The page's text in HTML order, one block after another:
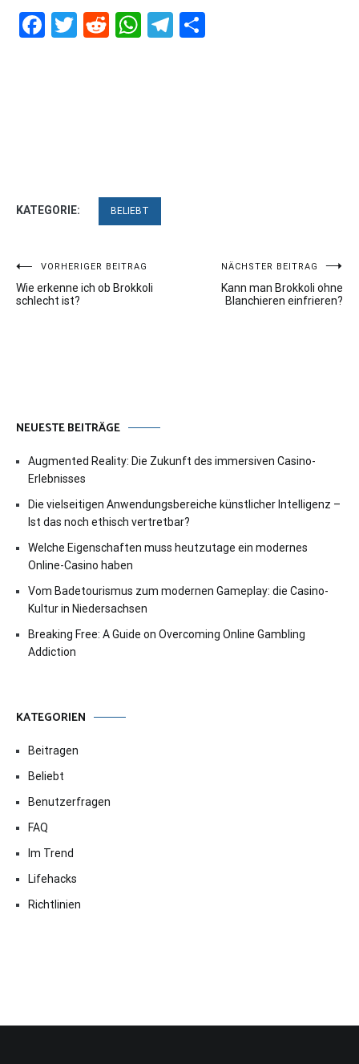
Facebook
Twitter
RedditWhatsApp
Telegram
KATEGORIE: BELIEBT
Beitragsnavigation
VORHERIGER BEITRAG
Wie erkenne ich ob Brokkoli
schlecht ist?
NÄCHSTER BEITRAG
Kann man Brokkoli ohne
Blanchieren einfrieren?
NEUESTE BEITRÄGE
Augmented Reality: Die Zukunft des immersiven Casino-
Erlebnisses
Die vielseitigen Anwendungsbereiche künstlicher Intelligenz –
Ist das noch ethisch vertretbar?
Welche Eigenschaften muss heutzutage ein modernes
Online-Casino haben
Vom Badetourismus zum modernen Gameplay: die Casino-
Kultur in Niedersachsen
Breaking Free: A Guide on Overcoming Online Gambling
Addiction
KATEGORIEN
Beitragen
Beliebt
Benutzerfragen
FAQ
Im Trend
Lifehacks
Richtlinien